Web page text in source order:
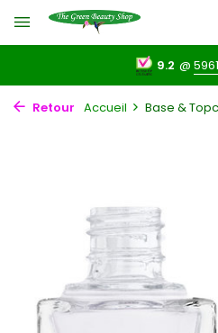
9.2 @
Retour Accueil Base &